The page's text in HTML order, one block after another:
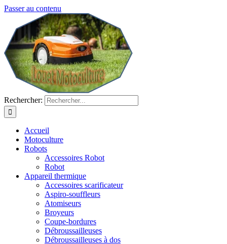
Passer au contenu
Rechercher:
Accueil
Motoculture
Robots
Accessoires Robot
Robot
Appareil thermique
Accessoires scarificateur
Aspiro-souffleurs
Atomiseurs
Broyeurs
Coupe-bordures
Débroussailleuses
Débroussailleuses à dos